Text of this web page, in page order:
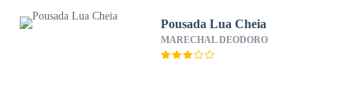
Pousada Lua Cheia
MARECHAL DEODORO